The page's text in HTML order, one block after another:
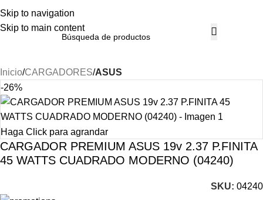
Skip to navigation
Skip to main content
Inicio CARGADORES ASUS
-26%
Haga Click para agrandar
CARGADOR PREMIUM ASUS 19v 2.37 P.FINITA
45 WATTS CUADRADO MODERNO (04240)
SKU: 04240